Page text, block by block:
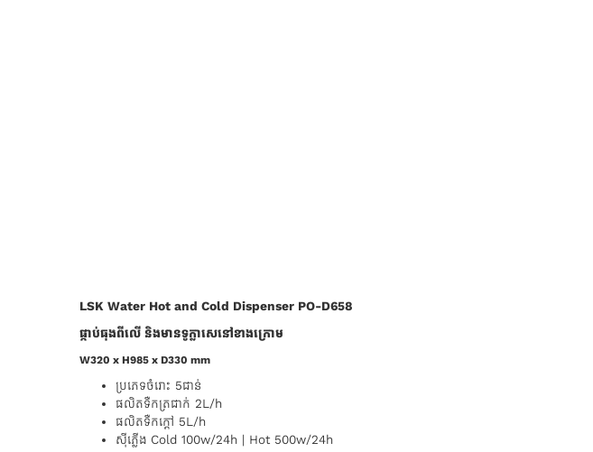
LSK Water Hot and Cold Dispenser PO-D658
ផ្កាប់ធុងពីលើ និងមានទូក្លាសេនៅខាងក្រោម
W320 x H985 x D330 mm
ប្រភេទ​ចំរោះ 5ជាន់
ផលិតទឺកត្រជាក់ 2L/h
ផលិតទឺកក្តៅ 5L/h
ស៊ីភ្លើង Cold 100w/24h | Hot 500w/24h